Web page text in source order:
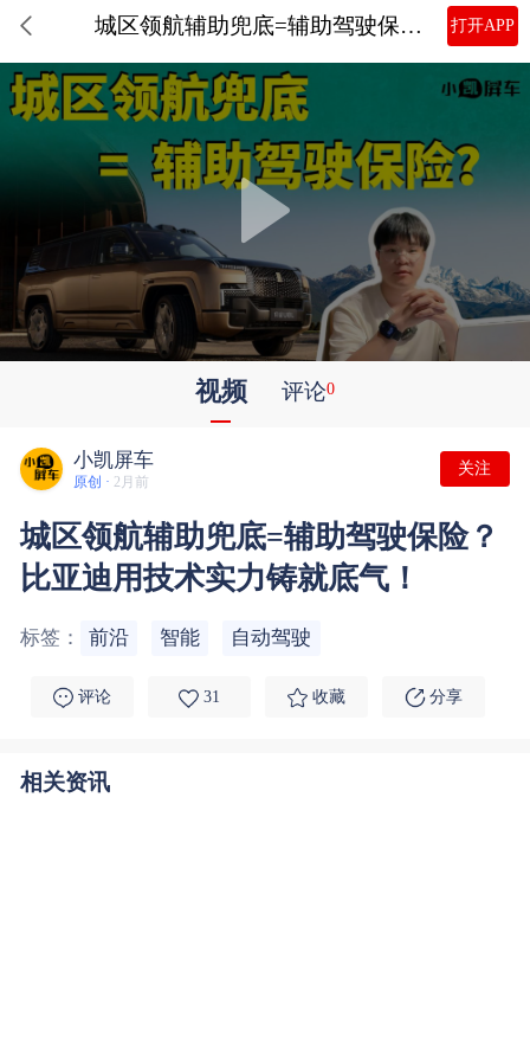
城区领航辅助兜底=辅助驾驶保险？比亚迪用技术实力铸就底气！ 打开APP
视频 评论0
小凯屏车
原创 · 2月前
关注
城区领航辅助兜底=辅助驾驶保险？
比亚迪用技术实力铸就底气！
标签： 前沿 智能 自动驾驶
评论 31 收藏 分享
相关资讯